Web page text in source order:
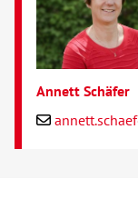
Annett Schäfer